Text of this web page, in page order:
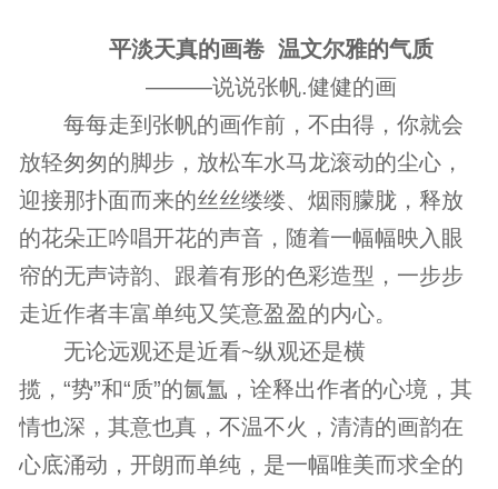
平淡天真的画卷 温文尔雅的气质
———说说张帆.健健的画
每每走到张帆的画作前，不由得，你就会
放轻匆匆的脚步，放松车水马龙滚动的尘心，
迎接那扑面而来的丝丝缕缕、烟雨朦胧，释放
的花朵正吟唱开花的声音，随着一幅幅映入眼
帘的无声诗韵、跟着有形的色彩造型，一步步
走近作者丰富单纯又笑意盈盈的内心。
无论远观还是近看~纵观还是横
揽，“势”和“质”的氤氲，诠释出作者的心境，其
情也深，其意也真，不温不火，清清的画韵在
心底涌动，开朗而单纯，是一幅唯美而求全的